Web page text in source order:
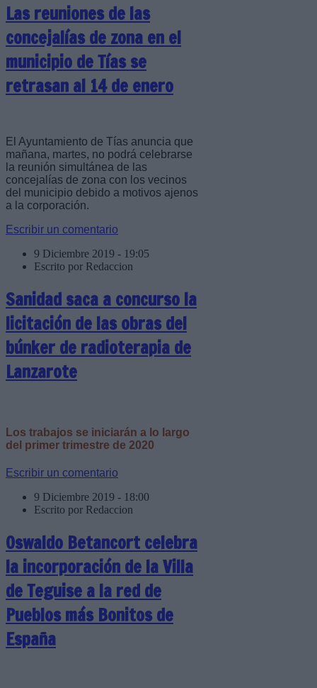
Las reuniones de las
concejalías de zona en el
municipio de Tías se
retrasan al 14 de enero
El Ayuntamiento de Tías anuncia que
mañana, martes, no podrá celebrarse
la reunión simultánea de las
concejalías de zona con los vecinos
del municipio debido a motivos ajenos
a la corporación.
Escribir un comentario
9 Diciembre 2019 - 19:05
Escrito por Redaccion
Sanidad saca a concurso la
licitación de las obras del
búnker de radioterapia de
Lanzarote
Los trabajos se iniciarán a lo largo
del primer trimestre de 2020
Escribir un comentario
9 Diciembre 2019 - 18:00
Escrito por Redaccion
Oswaldo Betancort celebra
la incorporación de la Villa
de Teguise a la red de
Pueblos más Bonitos de
España